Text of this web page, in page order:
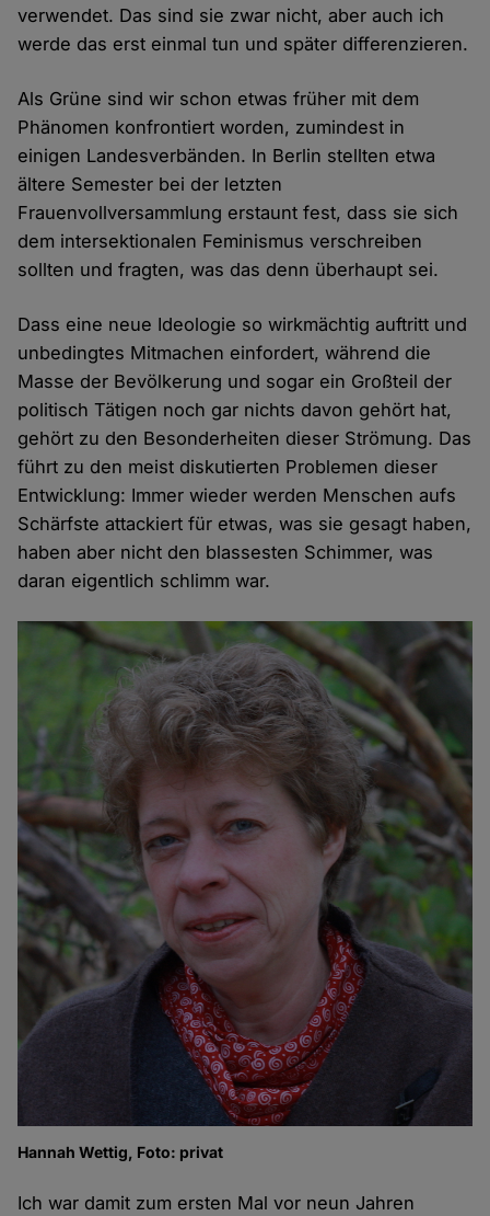
verwendet. Das sind sie zwar nicht, aber auch ich
werde das erst einmal tun und später differenzieren.
Als Grüne sind wir schon etwas früher mit dem
Phänomen konfrontiert worden, zumindest in
einigen Landesverbänden. In Berlin stellten etwa
ältere Semester bei der letzten
Frauenvollversammlung erstaunt fest, dass sie sich
dem intersektionalen Feminismus verschreiben
sollten und fragten, was das denn überhaupt sei.
Dass eine neue Ideologie so wirkmächtig auftritt und
unbedingtes Mitmachen einfordert, während die
Masse der Bevölkerung und sogar ein Großteil der
politisch Tätigen noch gar nichts davon gehört hat,
gehört zu den Besonderheiten dieser Strömung. Das
führt zu den meist diskutierten Problemen dieser
Entwicklung: Immer wieder werden Menschen aufs
Schärfste attackiert für etwas, was sie gesagt haben,
haben aber nicht den blassesten Schimmer, was
daran eigentlich schlimm war.
Hannah Wettig, Foto: privat
Ich war damit zum ersten Mal vor neun Jahren